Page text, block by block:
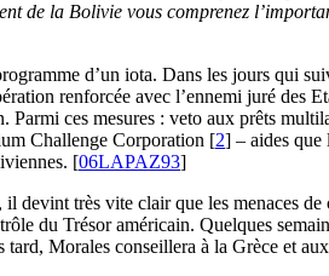
de la Bolivie vous comprenez
d’un iota. Dans les jours qui
renforcée avec l’ennemi juré des
Parmi ces mesures : veto aux prêts
Challenge Corporation [2] – aides que
[06LAPAZ93]
devint très vite clair que les menaces
du Trésor américain. Quelques
Morales conseillera à la Grèce et